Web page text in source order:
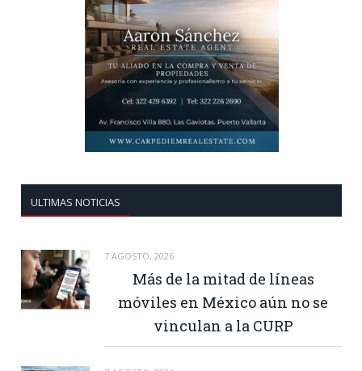
ULTIMAS NOTICIAS
7 AGOSTO, 2026
Más de la mitad de líneas
móviles en México aún no se
vinculan a la CURP